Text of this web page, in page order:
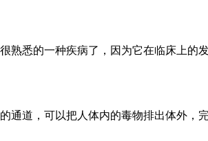
熟悉的一种疾病了，因为它在临床上
通道，可以把人体内的毒物排出体外